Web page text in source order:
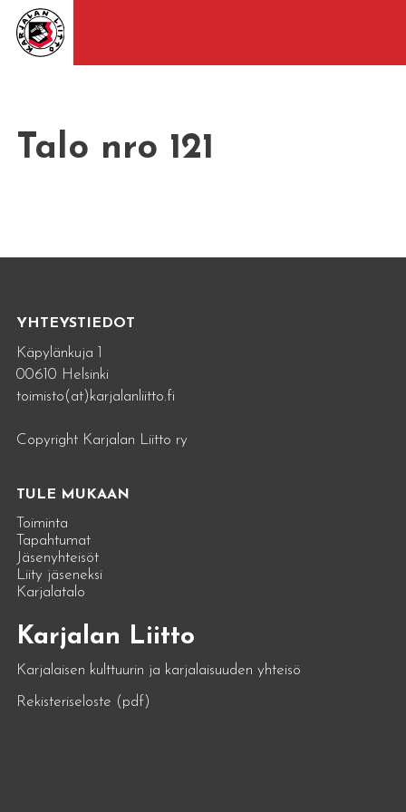
Talo nro 121
YHTEYSTIEDOT
Käpylänkuja 1
00610 Helsinki
toimisto(at)karjalanliitto.fi
Copyright Karjalan Liitto ry
TULE MUKAAN
Toiminta
Tapahtumat
Jäsenyhteisöt
Liity jäseneksi
Karjalatalo
Karjalan Liitto
Karjalaisen kulttuurin ja karjalaisuuden yhteisö
Rekisteriseloste (pdf)